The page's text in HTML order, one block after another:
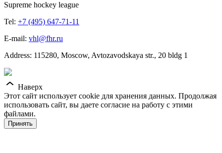
Supreme hockey league
Tel: +7 (495) 647-71-11
E-mail: vhl@fhr.ru
Address: 115280, Moscow, Avtozavodskaya str., 20 bldg 1
Наверх
Этот сайт использует cookie для хранения данных. Продолжая
использовать сайт, вы даете согласие на работу с этими
файлами.
Принять